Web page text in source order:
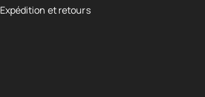
Expédition et retours